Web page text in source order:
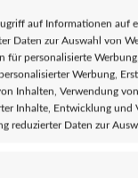
auf Informationen auf
Daten zur Auswahl von
für personalisierte
Werbung,
Inhalten, Verwendung
Inhalte, Entwicklung und
reduzierter Daten zur
MARKTPLATZ
(12″ Vinyl + DL)